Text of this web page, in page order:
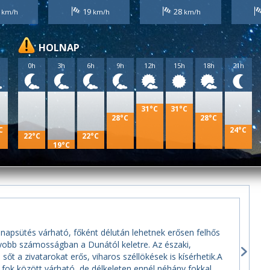
19 28
HOLNAP
0h
22°C
3h
19°C
6h
22°C
9h
28°C
12h
31°C
15h
31°C
18h
28°C
21h
24°C
várható, főként délután lehetnek erősen felhős
számosságban a Dunától keletre. Az északi,
a zivatarokat erős, viharos széllökések is kísérhetik.A